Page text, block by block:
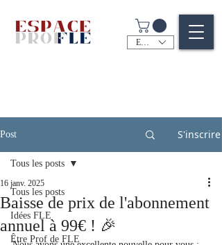
EUR (€)
Post S'inscrire
Tous les posts
Idées FLE
Être Prof de FLE
Tous les posts
Baisse de prix de l'abonnement
annuel à 99€ ! 🎉
16 janv. 2025